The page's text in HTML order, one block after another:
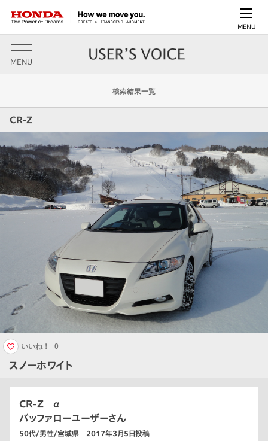
MENU
MENU
検索結果一覧
CR-Z
スノーホワイト
いいね！ 0
CR-Z α
バッファローユーザーさん
50代/男性/宮城県 2017年3月5日投稿